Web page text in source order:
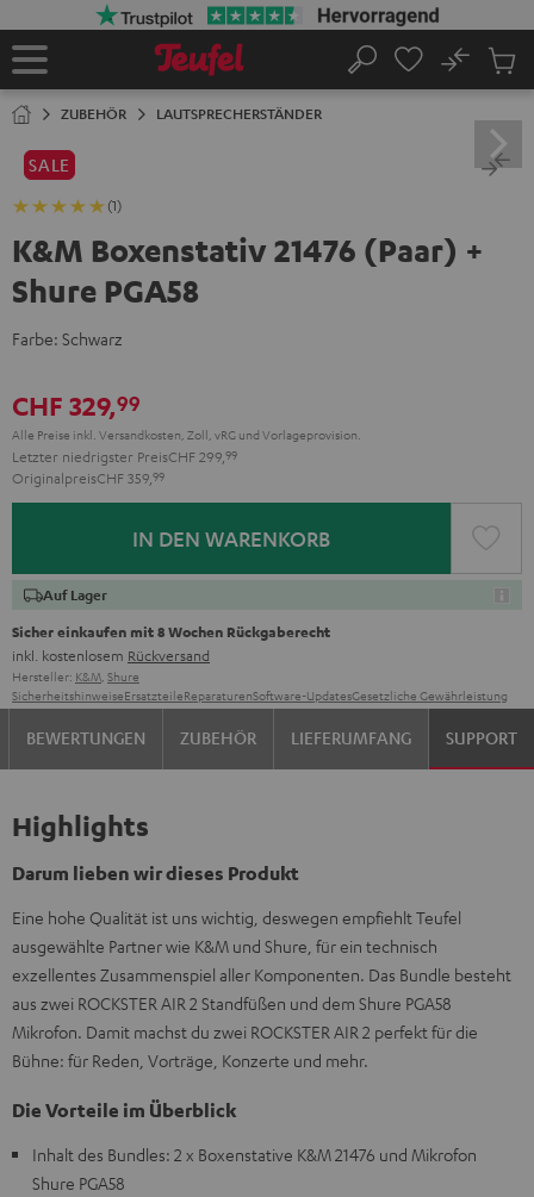
Startseite
Suche
No
ZUBEHÖR LAUTSPRECHERSTÄNDER
SALE
(1)
K&M Boxenstativ 21476 (Paar) +
Shure PGA58
Farbe: Schwarz
CHF 329,99
Alle Preise inkl. Versandkosten, Zoll, vRG und Vorlageprovision.
Letzter niedrigster PreisCHF 299, 99
OriginalpreisCHF 359, 99
IN DEN WARENKORB
Auf Lager
Sicher einkaufen mit 8 Wochen Rückgaberecht
inkl. kostenlosem Rückversand
Hersteller: K&M, Shure
SicherheitshinweiseErsatzteileReparaturenSoftware-UpdatesGesetzliche Gewährleistung
BEWERTUNGEN ZUBEHÖR LIEFERUMFANG SUPPORT
Highlights
Darum lieben wir dieses Produkt
Eine hohe Qualität ist uns wichtig, deswegen empfiehlt Teufel
ausgewählte Partner wie K&M und Shure, für ein technisch
exzellentes Zusammenspiel aller Komponenten. Das Bundle besteht
aus zwei ROCKSTER AIR 2 Standfüßen und dem Shure PGA58
Mikrofon. Damit machst du zwei ROCKSTER AIR 2 perfekt für die
Bühne: für Reden, Vorträge, Konzerte und mehr.
Die Vorteile im Überblick
Inhalt des Bundles: 2 x Boxenstative K&M 21476 und Mikrofon
Shure PGA58